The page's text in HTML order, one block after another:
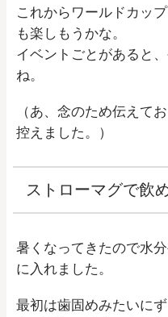
これからワールドカッ
も楽しもうかな。
イベントごとがあると
ね。
（あ、念のため伝えて
控えました。）
ストローマグで飲
暑くなってきたので水
に入れました。
最初は歯固めみたいに